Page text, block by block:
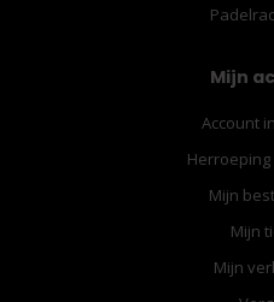
Mijn
Account
Mijn
Mijn
Mijn